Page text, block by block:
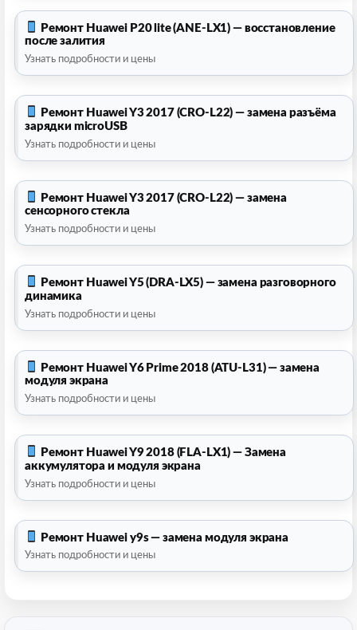
Ремонт Huawei P20 lite (ANE-LX1) — восстановление
после залития
Узнать подробности и цены
Ремонт Huawei Y3 2017 (CRO-L22) — замена разъёма
зарядки microUSB
Узнать подробности и цены
Ремонт Huawei Y3 2017 (CRO-L22) — замена
сенсорного стекла
Узнать подробности и цены
Ремонт Huawei Y5 (DRA-LX5) — замена разговорного
динамика
Узнать подробности и цены
Ремонт Huawei Y6 Prime 2018 (ATU-L31) — замена
модуля экрана
Узнать подробности и цены
Ремонт Huawei Y9 2018 (FLA-LX1) — Замена
аккумулятора и модуля экрана
Узнать подробности и цены
Ремонт Huawei y9s — замена модуля экрана
Узнать подробности и цены